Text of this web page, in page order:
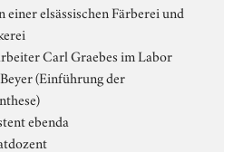
einer elsässischen Färberei und
Carl Graebes im Labor
(Einführung der
ebenda